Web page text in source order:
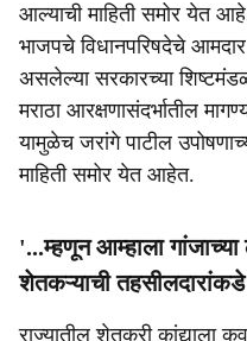
आल्याची माहिती समोर येत
भाजपचे विधानपरिषदेचे
असलेल्या सरकारच्या
मराठा आरक्षणासंदर्भातील
यामुळेच जरांगे पाटील
माहिती समोर येत आहेत.
'...म्हणून आम्हाला गांजाच्या
शेतकऱ्याची
राज्यातील शेतकरी कांद्याला